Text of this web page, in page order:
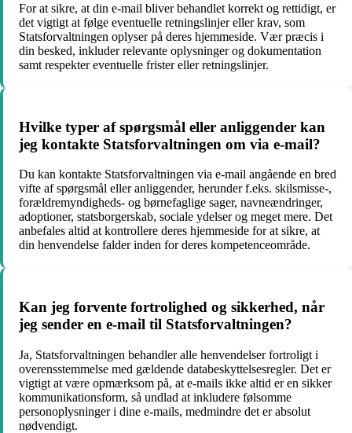
For at sikre, at din e-mail bliver behandlet korrekt og rettidigt, er
det vigtigt at følge eventuelle retningslinjer eller krav, som
Statsforvaltningen oplyser på deres hjemmeside. Vær præcis i
din besked, inkluder relevante oplysninger og dokumentation
samt respekter eventuelle frister eller retningslinjer.
Hvilke typer af spørgsmål eller anliggender kan
jeg kontakte Statsforvaltningen om via e-mail?
Du kan kontakte Statsforvaltningen via e-mail angående en bred
vifte af spørgsmål eller anliggender, herunder f.eks. skilsmisse-,
forældremyndigheds- og børnefaglige sager, navneændringer,
adoptioner, statsborgerskab, sociale ydelser og meget mere. Det
anbefales altid at kontrollere deres hjemmeside for at sikre, at
din henvendelse falder inden for deres kompetenceområde.
Kan jeg forvente fortrolighed og sikkerhed, når
jeg sender en e-mail til Statsforvaltningen?
Ja, Statsforvaltningen behandler alle henvendelser fortroligt i
overensstemmelse med gældende databeskyttelsesregler. Det er
vigtigt at være opmærksom på, at e-mails ikke altid er en sikker
kommunikationsform, så undlad at inkludere følsomme
personoplysninger i dine e-mails, medmindre det er absolut
nødvendigt.